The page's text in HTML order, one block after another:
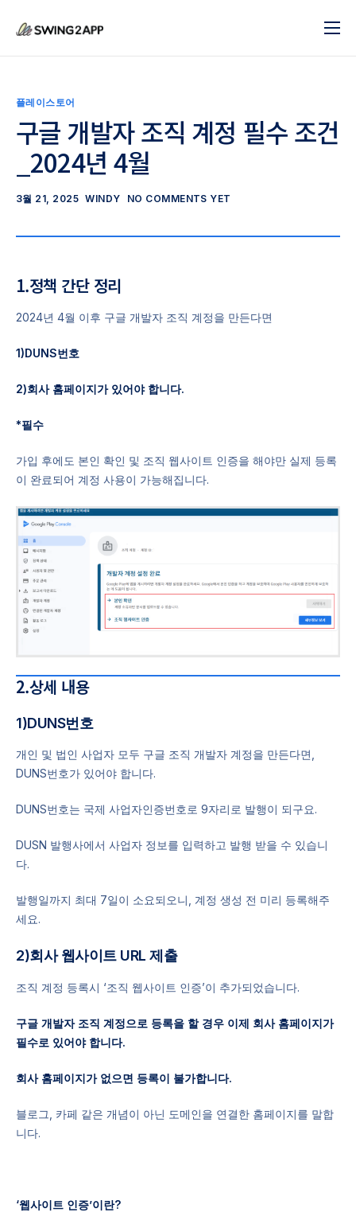
블로그
도움말
앱 제작 시작하기
플레이스토어
구글 개발자 조직 계정 필수 조건
_2024년 4월
3월 21, 2025 WINDY NO COMMENTS YET
1.정책 간단 정리
2024년 4월 이후 구글 개발자 조직 계정을 만든다면
1)DUNS번호
2)회사 홈페이지가 있어야 합니다.
*필수
가입 후에도 본인 확인 및 조직 웹사이트 인증을 해야만 실제 등록
이 완료되어 계정 사용이 가능해집니다.
2.상세 내용
1)DUNS번호
개인 및 법인 사업자 모두 구글 조직 개발자 계정을 만든다면,
DUNS번호가 있어야 합니다.
DUNS번호는 국제 사업자인증번호로 9자리로 발행이 되구요.
DUSN 발행사에서 사업자 정보를 입력하고 발행 받을 수 있습니
다.
발행일까지 최대 7일이 소요되오니, 계정 생성 전 미리 등록해주
세요.
2)회사 웹사이트 URL 제출
조직 계정 등록시 ‘조직 웹사이트 인증’이 추가되었습니다.
구글 개발자 조직 계정으로 등록을 할 경우 이제 회사 홈페이지가
필수로 있어야 합니다.
회사 홈페이지가 없으면 등록이 불가합니다.
블로그, 카페 같은 개념이 아닌 도메인을 연결한 홈페이지를 말합
니다.
‘웹사이트 인증’이란?